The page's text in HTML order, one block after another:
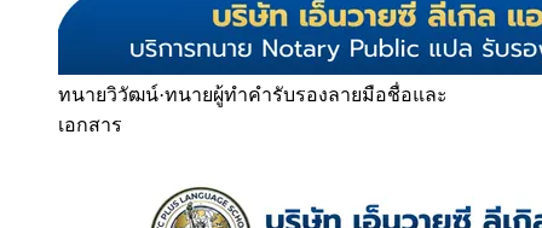
ทนายวิวัฒน์·ทนายผู้ทำคำรับรองลายมือชื่อและ
เอกสาร